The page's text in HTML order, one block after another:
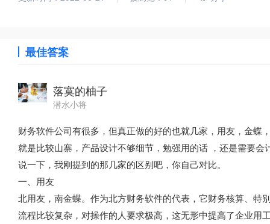
最佳答案
落寞的柚子
潜水小将
财务软件公司有很多，但真正做的好的也就几家，用友，金
就是比较山寨，产品设计不够细节，勉强用的话 ，还是需要
说一下，我刚提到的那几家的区别吧，你自己对比。
一、用友
北用友，南金蝶。作为北方财务软件的代表，它财务核算、
流程比较复杂，对操作的人要求极高，这无形中提高了企业用